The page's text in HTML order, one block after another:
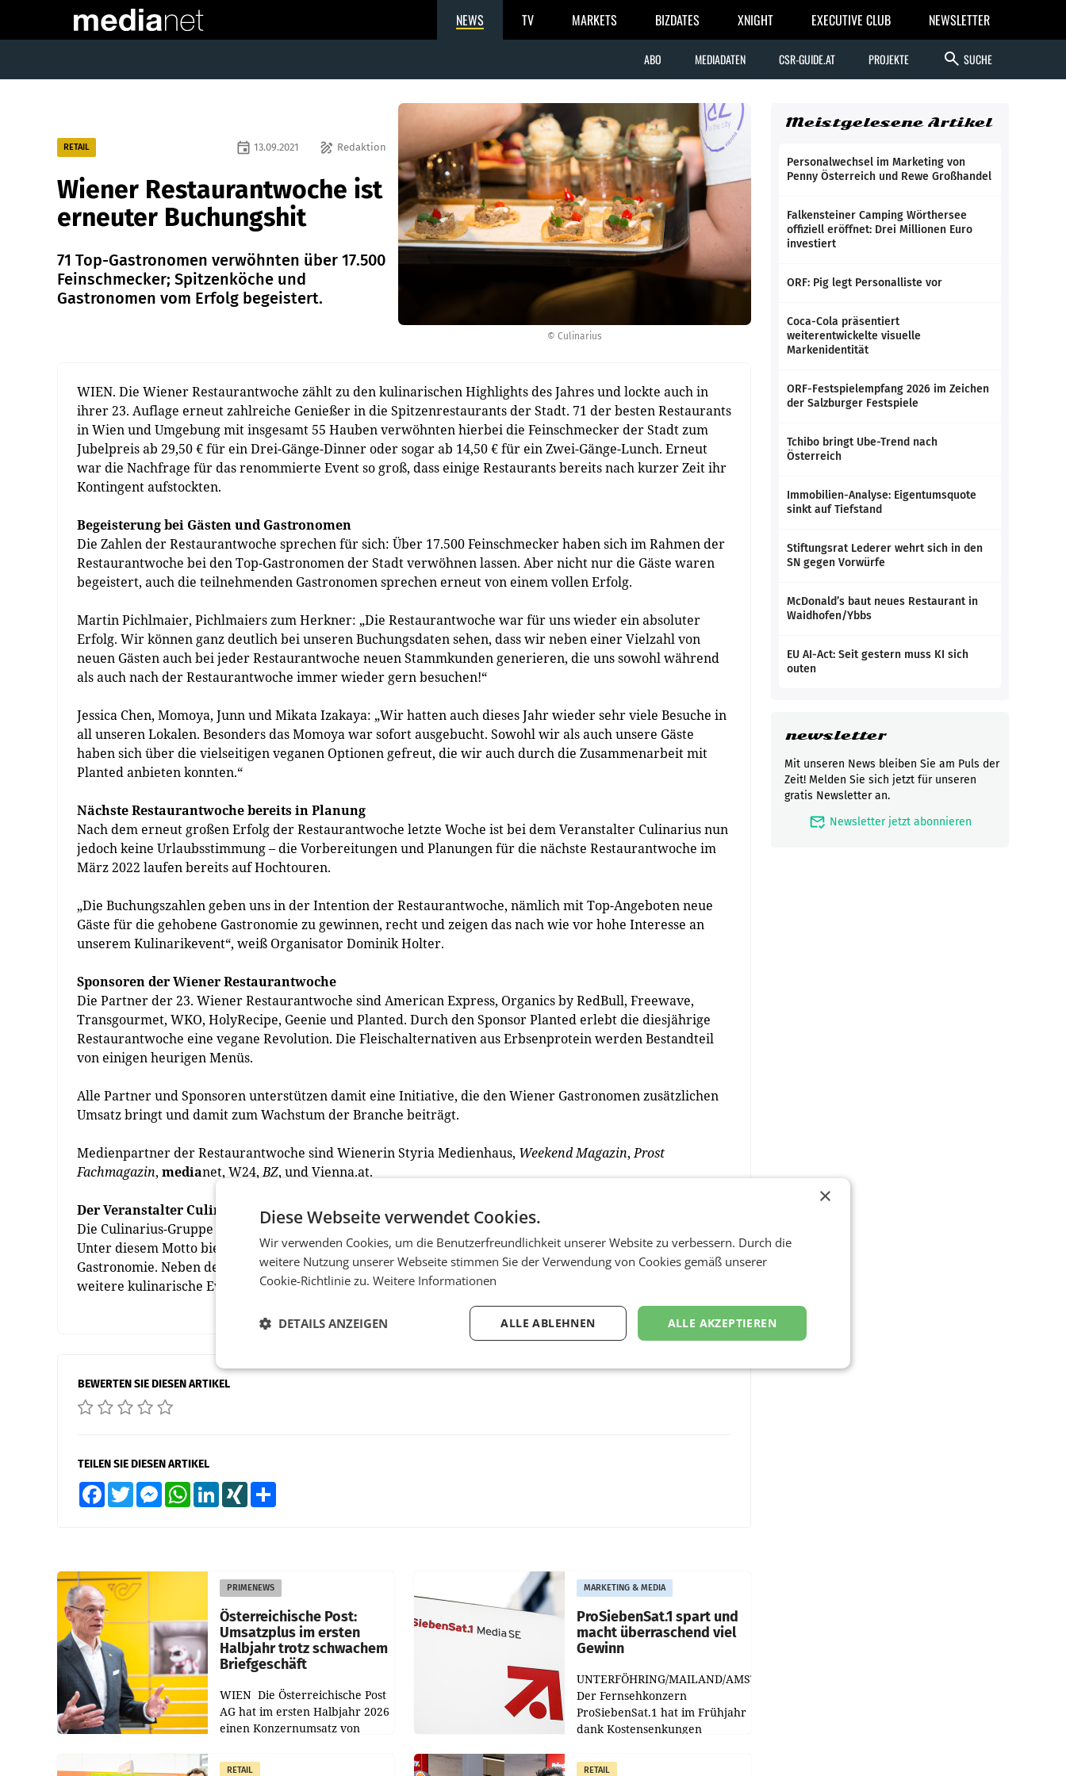
NEWS TV MARKETS BIZDATES XNIGHT EXECUTIVE CLUB NEWSLETTER
ABO MEDIADATEN CSR-GUIDE.AT PROJEKTE search SUCHE
© Culinarius
RETAIL draw Redaktion
event 13.09.2021
Wiener Restaurantwoche ist
erneuter Buchungshit
71 Top-Gastronomen verwöhnten über 17.500
Feinschmecker; Spitzenköche und
Gastronomen vom Erfolg begeistert.
WIEN. Die Wiener Restaurantwoche zählt zu den kulinarischen Highlights des Jahres und lockte auch in
ihrer 23. Auflage erneut zahlreiche Genießer in die Spitzenrestaurants der Stadt. 71 der besten Restaurants
in Wien und Umgebung mit insgesamt 55 Hauben verwöhnten hierbei die Feinschmecker der Stadt zum
Jubelpreis ab 29,50 € für ein Drei-Gänge-Dinner oder sogar ab 14,50 € für ein Zwei-Gänge-Lunch. Erneut
war die Nachfrage für das renommierte Event so groß, dass einige Restaurants bereits nach kurzer Zeit ihr
Kontingent aufstockten.
Begeisterung bei Gästen und Gastronomen
Die Zahlen der Restaurantwoche sprechen für sich: Über 17.500 Feinschmecker haben sich im Rahmen der
Restaurantwoche bei den Top-Gastronomen der Stadt verwöhnen lassen. Aber nicht nur die Gäste waren
begeistert, auch die teilnehmenden Gastronomen sprechen erneut von einem vollen Erfolg.
Martin Pichlmaier, Pichlmaiers zum Herkner: „Die Restaurantwoche war für uns wieder ein absoluter
Erfolg. Wir können ganz deutlich bei unseren Buchungsdaten sehen, dass wir neben einer Vielzahl von
neuen Gästen auch bei jeder Restaurantwoche neuen Stammkunden generieren, die uns sowohl während
als auch nach der Restaurantwoche immer wieder gern besuchen!“
Jessica Chen, Momoya, Junn und Mikata Izakaya: „Wir hatten auch dieses Jahr wieder sehr viele Besuche in
all unseren Lokalen. Besonders das Momoya war sofort ausgebucht. Sowohl wir als auch unsere Gäste
haben sich über die vielseitigen veganen Optionen gefreut, die wir auch durch die Zusammenarbeit mit
Planted anbieten konnten.“
Nächste Restaurantwoche bereits in Planung
Nach dem erneut großen Erfolg der Restaurantwoche letzte Woche ist bei dem Veranstalter Culinarius nun
jedoch keine Urlaubsstimmung – die Vorbereitungen und Planungen für die nächste Restaurantwoche im
März 2022 laufen bereits auf Hochtouren.
„Die Buchungszahlen geben uns in der Intention der Restaurantwoche, nämlich mit Top-Angeboten neue
Gäste für die gehobene Gastronomie zu gewinnen, recht und zeigen das nach wie vor hohe Interesse an
unserem Kulinarikevent“, weiß Organisator Dominik Holter.
Sponsoren der Wiener Restaurantwoche
Die Partner der 23. Wiener Restaurantwoche sind American Express, Organics by RedBull, Freewave,
Transgourmet, WKO, HolyRecipe, Geenie und Planted. Durch den Sponsor Planted erlebt die diesjährige
Restaurantwoche eine vegane Revolution. Die Fleischalternativen aus Erbsenprotein werden Bestandteil
von einigen heurigen Menüs.
Alle Partner und Sponsoren unterstützen damit eine Initiative, die den Wiener Gastronomen zusätzlichen
Umsatz bringt und damit zum Wachstum der Branche beiträgt.
Medienpartner der Restaurantwoche sind Wienerin Styria Medienhaus, Weekend Magazin,Prost
Fachmagazin, medianet, W24,BZ, und Vienna.at.
Der Veranstalter Culinarius
Die Culinarius-Gruppe (
www.culinarius.at) bringt Gastronomen, Gäste und Lieferanten an einem Tisch.
Unter diesem Motto bietet das im Jahr 2005 gegründete Unternehmen ein umfassendes Know-how für die
Gastronomie. Neben der traditionellen Wiener Restaurantwoche richtet Culinarius jährlich über 500
weitere kulinarische Events aus. Organisator der Restaurantwoche ist Dominik Holter. (red)
BEWERTEN SIE DIESEN ARTIKEL
TEILEN SIE DIESEN ARTIKEL
FacebookTwitter MessengerWhatsAppLinkedInXING
PRIMENEWS
Österreichische Post:
Umsatzplus im ersten
Halbjahr trotz schwachem
Briefgeschäft
WIEN Die Österreichische Post
AG hat im ersten Halbjahr 2026
einen Konzernumsatz von
erwirtschaftet, was einem Plus
MARKETING & MEDIA
ProSiebenSat.1 spart und
macht überraschend viel
Gewinn
UNTERFÖHRING/MAILAND/AMSTERDAM.
Der Fernsehkonzern
ProSiebenSat.1 hat im Frühjahr
dank Kostensenkungen
gemacht und die
RETAIL RETAIL
Meistgelesene Artikel
Personalwechsel im Marketing von
Penny Österreich und Rewe Großhandel
Falkensteiner Camping Wörthersee
offiziell eröffnet: Drei Millionen Euro
investiert
ORF: Pig legt Personalliste vor
Coca-Cola präsentiert
weiterentwickelte visuelle
Markenidentität
ORF-Festspielempfang 2026 im Zeichen
der Salzburger Festspiele
Tchibo bringt Ube-Trend nach
Österreich
Immobilien-Analyse: Eigentumsquote
sinkt auf Tiefstand
Stiftungsrat Lederer wehrt sich in den
SN gegen Vorwürfe
McDonald’s baut neues Restaurant in
Waidhofen/Ybbs
EU AI-Act: Seit gestern muss KI sich
outen
newsletter
Mit unseren News bleiben Sie am Puls der
Zeit! Melden Sie sich jetzt für unseren
gratis Newsletter an.
mark_email_read Newsletter jetzt abonnieren
×
Diese Webseite verwendet Cookies.
Wir verwenden Cookies, um die Benutzerfreundlichkeit unserer Website zu verbessern. Durch die
weitere Nutzung unserer Webseite stimmen Sie der Verwendung von Cookies gemäß unserer
Cookie-Richtlinie zu. Weitere Informationen
ALLE AKZEPTIEREN
ALLE ABLEHNEN
DETAILS ANZEIGEN